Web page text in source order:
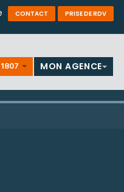
CONTACT PRISE DE RDV
MON AGENCE